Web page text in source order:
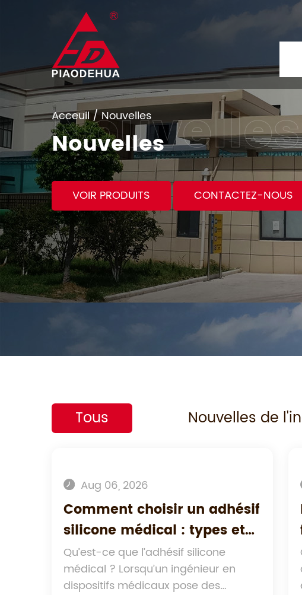
Acceuil/Nouvelles
Nouvelles
VOIR PRODUITS CONTACTEZ-NOUS
Tous Nouvelles de
Aug 06, 2026
Comment choisir un adhésif
silicone médical : types et
propriétés
Qu’est-ce que l’adhésif silicone
médical ? Lorsqu’un ingénieur en
dispositifs médicaux pose des